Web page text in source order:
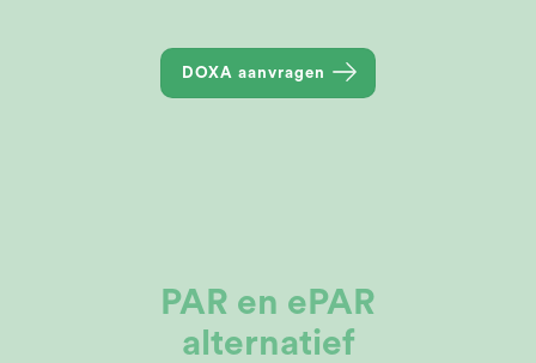
DOXA aanvragen
PAR en ePAR
alternatief